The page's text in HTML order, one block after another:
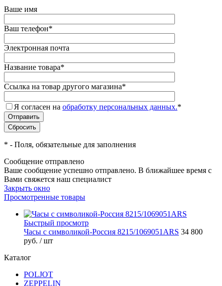
Ваше имя
Ваш телефон*
Электронная почта
Название товара*
Ссылка на товар другого магазина*
Я согласен на обработку персональных данных.*
* - Поля, обязательные для заполнения
Сообщение отправлено
Ваше сообщение успешно отправлено. В ближайшее время с
Вами свяжется наш специалист
Закрыть окно
Просмотренные товары
Быстрый просмотр
Часы с символикой-Россия 8215/1069051ARS 34 800
руб. / шт
Каталог
POLJOT
ZEPPELIN